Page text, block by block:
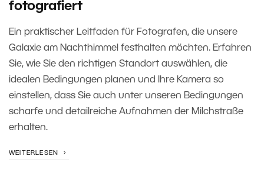
fotografiert
Ein praktischer Leitfaden für Fotografen, die unsere
Galaxie am Nachthimmel festhalten möchten. Erfahren
Sie, wie Sie den richtigen Standort auswählen, die
idealen Bedingungen planen und Ihre Kamera so
einstellen, dass Sie auch unter unseren Bedingungen
scharfe und detailreiche Aufnahmen der Milchstraße
erhalten.
WEITERLESEN